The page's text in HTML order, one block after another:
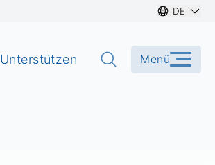
DE
Unterstützen Menü